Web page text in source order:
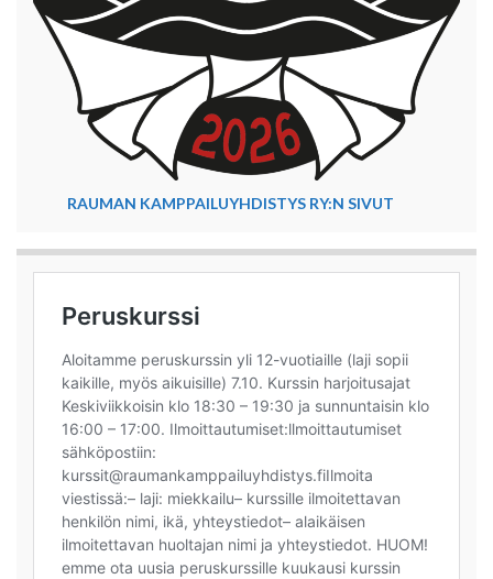
RAUMAN KAMPPAILUYHDISTYS RY:N SIVUT